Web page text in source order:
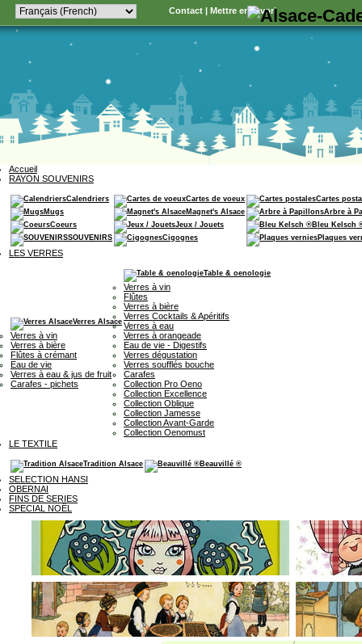
Contact |Mettre en favori
Accueil
RAYON SOUVENIRS
Calendriers
Mugs
Coeurs
SOUVENIRS
Cartes de voeux
Magnet's Alsace
Jeux / Jouets
Cigognes
Cartes
Arbre à
Bleu Kelsch
Plaques
LES VERRES
Verres Alsace
Verres à vin
Verres à bière
Flûtes à crémant
Eau de vie
Verres à eau & jus de fruit
Carafes - pichets
Table & oenologie
Verres à vin
Flûtes
Verres à bière
Verres Cocktails & Apéritifs
Verres à eau
Verres à orangeade
Eau de vie - Digestifs
Verres dégustation
Verres soufflés bouche
Carafes
Collection Pro Oeno
Collection Excellence
Collection Oblique
Collection Jamesse
Collection Avant-Garde
Collection Oenomust
LE TEXTILE
Tradition Alsace Beauvillé ®
SELECTION HANSI
OBERNAI
FINS DE SERIES
SPECIAL NOËL